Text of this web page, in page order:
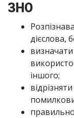
ЗНО
дієслова,
визначати
іншого;
правильно